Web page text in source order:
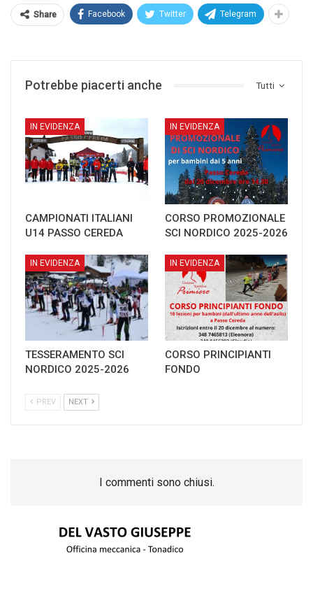
Share Facebook Twitter Telegram
Tutti
Potrebbe piacerti anche
IN EVIDENZA
CAMPIONATI ITALIANI
U14 PASSO CEREDA
IN EVIDENZA
CORSO PROMOZIONALE
SCI NORDICO 2025-2026
IN EVIDENZA
TESSERAMENTO SCI
NORDICO 2025-2026
IN EVIDENZA
CORSO PRINCIPIANTI
FONDO
PREV NEXT
I commenti sono chiusi.